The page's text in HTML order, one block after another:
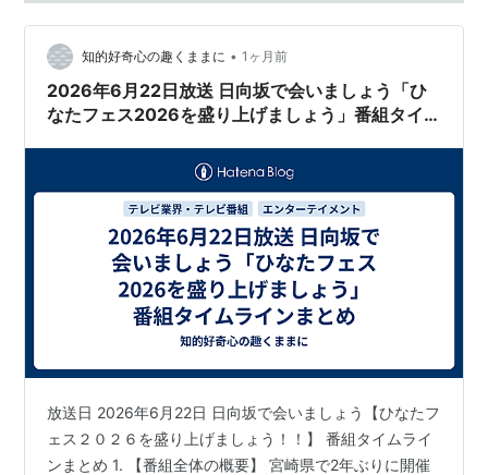
知的好奇心の趣くままに • 1ヶ月前
2026年6月22日放送 日向坂で会いましょう「ひ
なたフェス2026を盛り上げましょう」番組タイ
放送日 2026年6月22日 日向坂で会いましょう【ひなたフ
ェス２０２６を盛り上げましょう！！】 番組タイムライ
ンまとめ 1. 【番組全体の概要】 宮崎県で2年ぶりに開催